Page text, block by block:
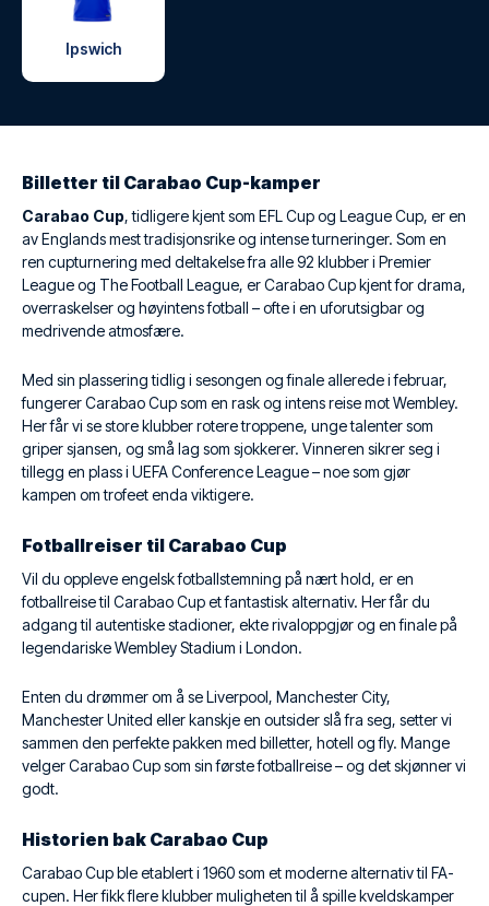
Ipswich
Billetter til Carabao Cup-kamper
Carabao Cup, tidligere kjent som EFL Cup og League Cup, er en
av Englands mest tradisjonsrike og intense turneringer. Som en
ren cupturnering med deltakelse fra alle 92 klubber i Premier
League og The Football League, er Carabao Cup kjent for drama,
overraskelser og høyintens fotball – ofte i en uforutsigbar og
medrivende atmosfære.
Med sin plassering tidlig i sesongen og finale allerede i februar,
fungerer Carabao Cup som en rask og intens reise mot Wembley.
Her får vi se store klubber rotere troppene, unge talenter som
griper sjansen, og små lag som sjokkerer. Vinneren sikrer seg i
tillegg en plass i UEFA Conference League – noe som gjør
kampen om trofeet enda viktigere.
Fotballreiser til Carabao Cup
Vil du oppleve engelsk fotballstemning på nært hold, er en
fotballreise til Carabao Cup et fantastisk alternativ. Her får du
adgang til autentiske stadioner, ekte rivaloppgjør og en finale på
legendariske Wembley Stadium i London.
Enten du drømmer om å se Liverpool, Manchester City,
Manchester United eller kanskje en outsider slå fra seg, setter vi
sammen den perfekte pakken med billetter, hotell og fly. Mange
velger Carabao Cup som sin første fotballreise – og det skjønner vi
godt.
Historien bak Carabao Cup
Carabao Cup ble etablert i 1960 som et moderne alternativ til FA-
cupen. Her fikk flere klubber muligheten til å spille kveldskamper